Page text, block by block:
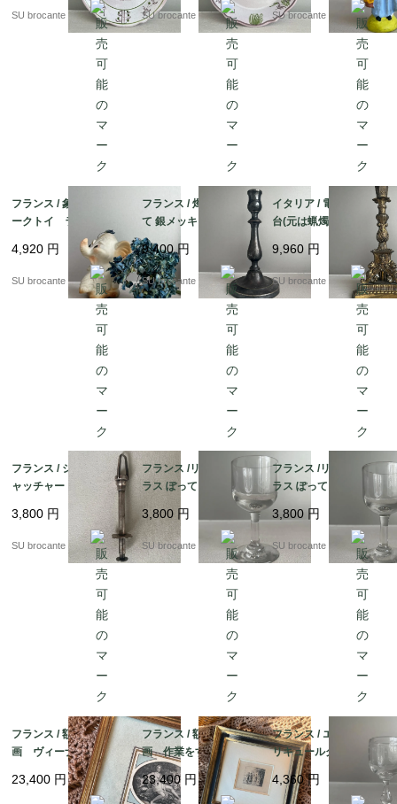
SU brocante SU brocante SU brocante
フランス / 象のスクイ
ークトイ ラバー(ゴ
4,920 円
SU brocante
フランス / 燭台 蝋燭立
て 銀メッキ？
9,400円
SU brocante
イタリア / 電気ランプ
台(元は蝋燭立て) 真
9,960 円
SU brocante
フランス / シュガーキ
ャッチャー 銀メッキ
3,800 円
SU brocante
フランス /リキュールグ
ラス ぽってりラウンド
3,800 円
SU brocante
フランス /リキュールグ
ラス ぽってりラウンド
B 吹きガラス
3,800 円
SU brocante
フランス / 額装の小版
画 ヴィーナスとキュ
ーピッド 銅版画？
23,400 円
フランス / 額装の小版
画 作業をする女性と
肩を組む男女 銅版
画？
23,400 円
フランス / エッチング
リキュールグラス小2
吹きガラス
4,360円